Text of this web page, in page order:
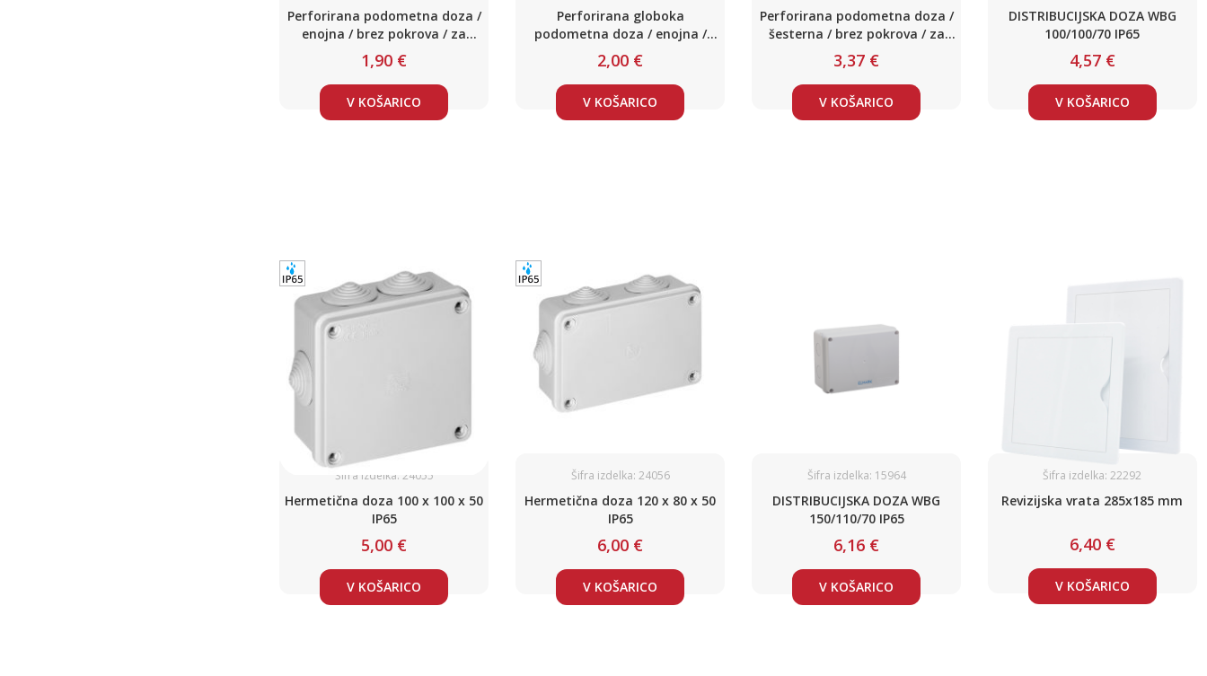
Perforirana podometna doza /
enojna / brez pokrova / za
mavčne stene
1,90 €
V KOŠARICO
Perforirana globoka
podometna doza / enojna /
brez pokrova / za mavčne
stene
2,00 €
V KOŠARICO
Perforirana podometna doza /
šesterna / brez pokrova / za
mavčne stene
3,37 €
V KOŠARICO
DISTRIBUCIJSKA DOZA WBG
100/100/70 IP65
4,57 €
V KOŠARICO
Šifra izdelka: 24055
Hermetična doza 100 x 100 x 50
IP65
5,00 €
V KOŠARICO
Šifra izdelka: 24056
Hermetična doza 120 x 80 x 50
IP65
6,00 €
V KOŠARICO
Šifra izdelka: 15964
DISTRIBUCIJSKA DOZA WBG
150/110/70 IP65
6,16 €
V KOŠARICO
Šifra izdelka: 22292
Revizijska vrata 285x185 mm
6,40 €
V KOŠARICO